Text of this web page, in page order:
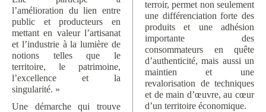
l’amélioration du lien entre
public et producteurs en
mettant en valeur l’artisanat
et l’industrie à la lumière de
notions telles que le
territoire, le patrimoine,
l’excellence et la
singularité. »
Une démarche qui trouve
terroir, permet non seulement
une différenciation forte des
produits et une adhésion
importante des
consommateurs en quête
d’authenticité, mais aussi un
maintien et une
revalorisation de techniques
et de main d’œuvre, au cœur
d’un territoire économique.